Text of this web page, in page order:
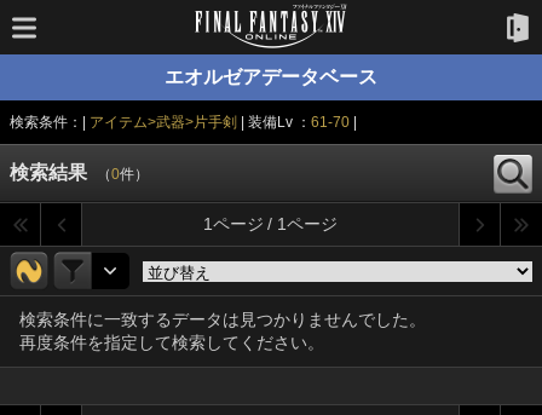
エオルゼアデータベース
検索条件：| アイテム>武器>片手剣 | 装備Lv ： 61-70|
検索結果 （0件）
1ページ / 1ページ
検索条件に一致するデータは見つかりませんでした。
再度条件を指定して検索してください。